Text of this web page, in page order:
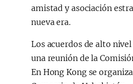
amistad y asociación
nueva era.
Los acuerdos de alto
una reunión de la
En Hong Kong se